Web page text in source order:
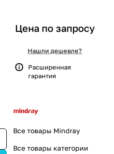
Цена по запросу
Нашли дешевле?
Расширенная
гарантия
Все товары Mindray
Все товары категории